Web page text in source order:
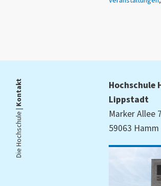
Die Hochschule |
Kontakt
Hochschule
Lippstadt
Marker Allee
59063 Hamm